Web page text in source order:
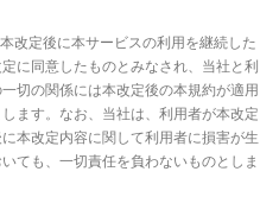
改定後に本サービスの利用を継続した
に同意したものとみなされ、当社と利
切の関係には本改定後の本規約が適用
ます。なお、当社は、利用者が本改定
本改定内容に関して利用者に損害が生
ても、一切責任を負わないものとしま